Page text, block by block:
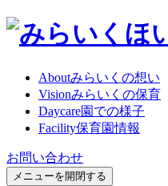
Aboutみらいくの想い
Visionみらいくの保育
Daycare園での様子
Facility保育園情報
お問い合わせ
メニューを開閉する